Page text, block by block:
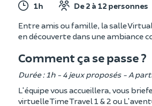
1h De 2 à 12 personnes
Entre amis ou famille, la salle
en découverte dans une ambiance
Comment ça se passe ?
Durée : 1h - 4 jeux proposés - A
L'équipe vous accueillera, vous
virtuelle Time Travel 1 & 2 ou